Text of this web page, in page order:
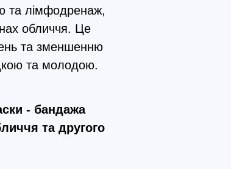
та лімфодренаж,
обличчя. Це
та зменшенню
та молодою.
- бандажа
та другого